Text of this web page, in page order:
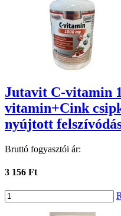
Jutavit C-vitamin
vitamin+Cink
nyújtott
Bruttó fogyasztói ár:
3 156 Ft